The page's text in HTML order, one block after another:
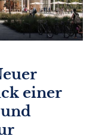
einer